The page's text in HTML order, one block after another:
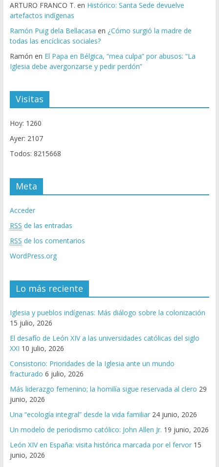
ARTURO FRANCO T. en Histórico: Santa Sede devuelve
artefactos indígenas
Ramón Puig dela Bellacasa en ¿Cómo surgió la madre de
todas las encíclicas sociales?
Ramón en El Papa en Bélgica, “mea culpa” por abusos: “La
Iglesia debe avergonzarse y pedir perdón”
Visitas
Hoy: 1260
Ayer: 2107
Todos: 8215668
Meta
Acceder
RSS de las entradas
RSS de los comentarios
WordPress.org
Lo más reciente
Iglesia y pueblos indígenas: Más diálogo sobre la colonización
15 julio, 2026
El desafío de León XIV a las universidades católicas del siglo
XXI 10 julio, 2026
Consistorio: Prioridades de la Iglesia ante un mundo
fracturado 6 julio, 2026
Más liderazgo femenino; la homilía sigue reservada al clero 29
junio, 2026
Una “ecología integral” desde la vida familiar 24 junio, 2026
Un modelo de periodismo católico: John Allen Jr. 19 junio, 2026
León XIV en España: visita histórica marcada por el fervor 15
junio, 2026